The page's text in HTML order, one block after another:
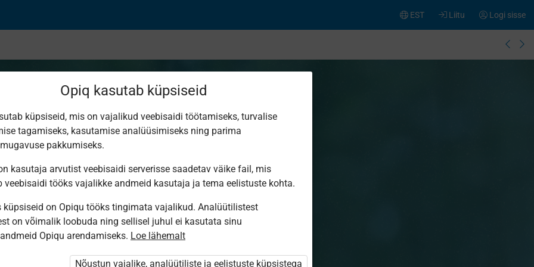
Logi sisse
Liitu
EST
ole Opiqusse sisse logitud.
paketi „Erakasutaja 2024/25”
Opiq kasutab küpsiseid
küpsiseid, mis on vajalikud veebisaidi töötamiseks, turvalise
tagamiseks, kasutamise analüüsimiseks ning parima
pakkumiseks.
kasutaja arvutist veebisaidi serverisse saadetav väike fail, mis
veebisaidi tööks vajalikke andmeid kasutaja ja tema eelistuste kohta.
küpsiseid on Opiqu tööks tingimata vajalikud. Analüütilistest
on võimalik loobuda ning sellisel juhul ei kasutata sinu
Opiqu arendamiseks. Loe lähemalt
Nõustun vajalike, analüütiliste ja eelistuste küpsistega